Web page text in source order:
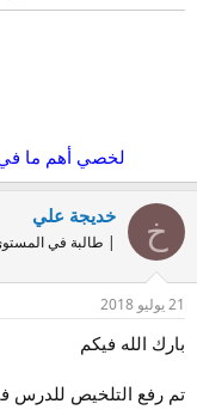
لخصي أهم ما
خ خديجة علي
| طالبة في
21 يوليو 2018
بارك الله فيكم
تم رفع التلخيص للدرس